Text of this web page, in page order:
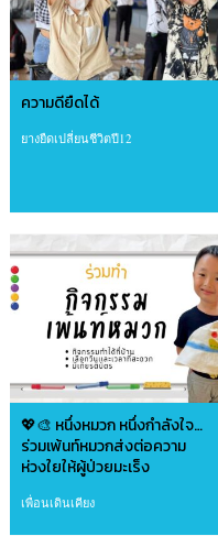
ความดียืดได้
ยางยืดเปลี่ยนชีวิตปี12
💖🎨 หนึ่งหมวก หนึ่งกำลังใจ…
ร่วมเพ้นท์หมวกส่งต่อความ
ห่วงใยให้ผู้ป่วยมะเร็ง
เพื่อนเดินเคียง